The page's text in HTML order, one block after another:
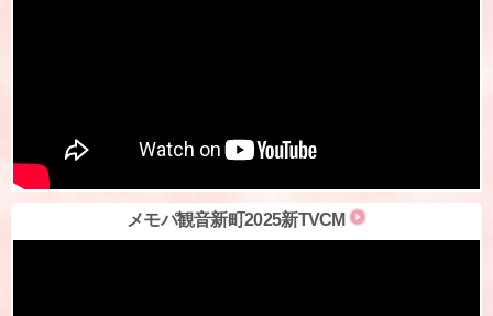
メモパ観音新町2025新TVCM